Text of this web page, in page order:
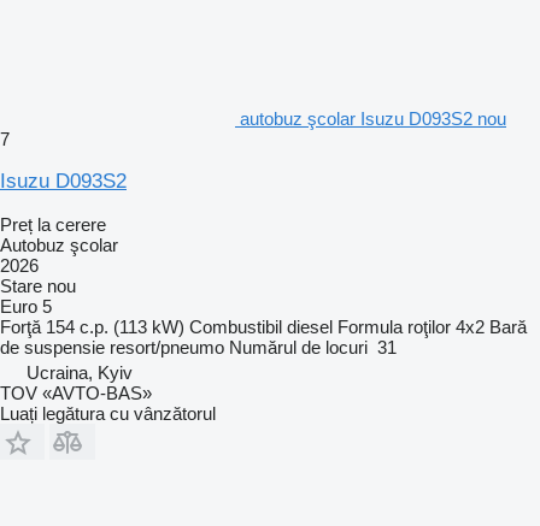
autobuz şcolar Isuzu D093S2 nou
7
Isuzu D093S2
Preț la cerere
Autobuz şcolar
2026
Stare nou
Euro 5
Forţă 154 c.p. (113 kW) Combustibil diesel Formula roţilor 4x2 Bară
de suspensie resort/pneumo Numărul de locuri 31
Ucraina, Kyiv
TOV «AVTO-BAS»
Luați legătura cu vânzătorul